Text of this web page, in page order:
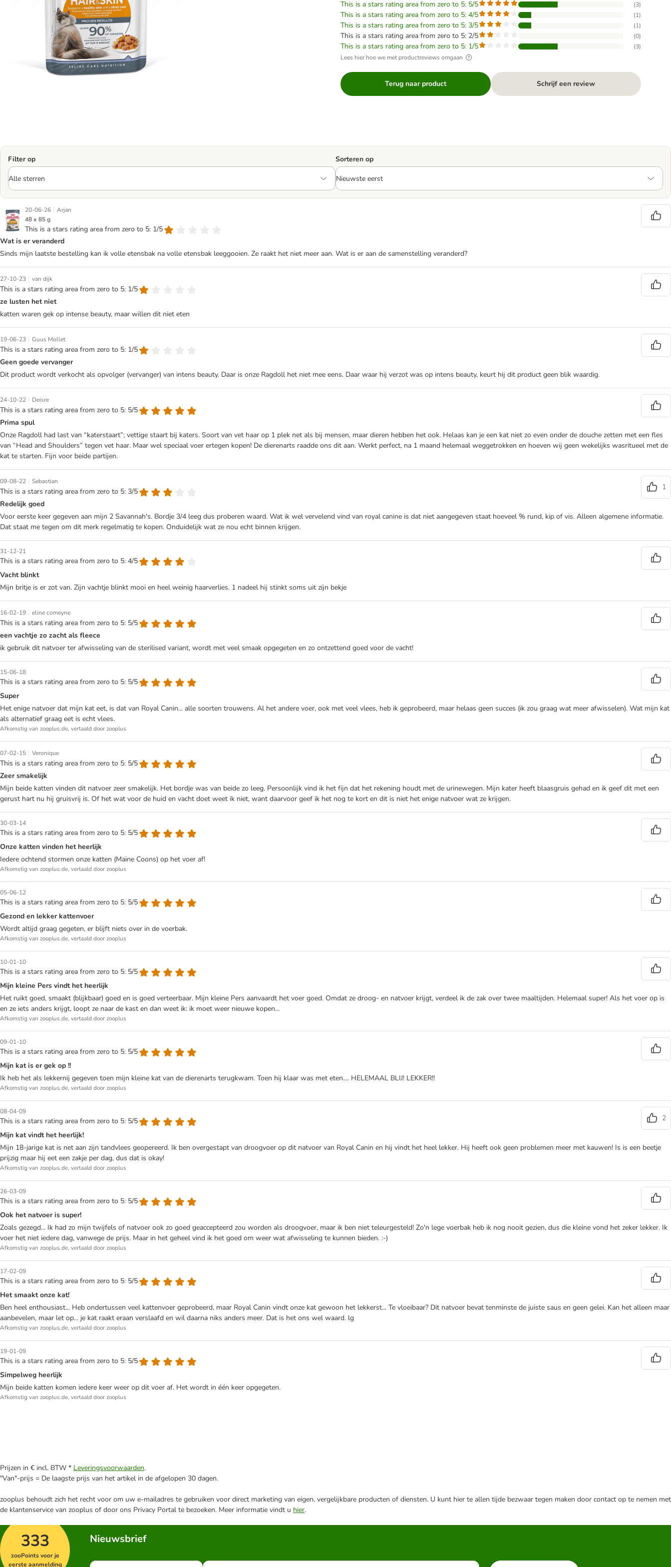
This is a stars rating area from zero to 5: 5/5 (3)
This is a stars rating area from zero to 5: 4/5 (1)
This is a stars rating area from zero to 5: 3/5 (1)
This is a stars rating area from zero to 5: 2/5 (0)
This is a stars rating area from zero to 5: 1/5 (3)
Lees hier hoe we met productreviews omgaan
Terug naar product Schrijf een review
Filter op Sorteren op
20-06-26 | Arjan
48 x 85 g
This is a stars rating area from zero to 5: 1/5
Wat is er veranderd
Sinds mijn laatste bestelling kan ik volle etensbak na volle etensbak leeggooien. Ze raakt het niet meer aan. Wat is er aan de samenstelling veranderd?
27-10-23 | van dijk
This is a stars rating area from zero to 5: 1/5
ze lusten het niet
katten waren gek op intense beauty, maar willen dit niet eten
19-06-23 | Guus Mollet
This is a stars rating area from zero to 5: 1/5
Geen goede vervanger
Dit product wordt verkocht als opvolger (vervanger) van intens beauty. Daar is onze Ragdoll het niet mee eens. Daar waar hij verzot was op intens beauty, keurt hij dit product geen blik waardig.
24-10-22 | Deisre
This is a stars rating area from zero to 5: 5/5
Prima spul
Onze Ragdoll had last van “katerstaart”; vettige staart bij katers. Soort van vet haar op 1 plek net als bij mensen, maar dieren hebben het ook. Helaas kan je een kat niet zo even onder de douche zetten met een fles
van “Head and Shoulders” tegen vet haar. Maar wel speciaal voer ertegen kopen! De dierenarts raadde ons dit aan. Werkt perfect, na 1 maand helemaal weggetrokken en hoeven wij geen wekelijks wasritueel met de
kat te starten. Fijn voor beide partijen.
09-08-22 | Sebastian
This is a stars rating area from zero to 5: 3/5
1
Redelijk goed
Voor eerste keer gegeven aan mijn 2 Savannah's. Bordje 3/4 leeg dus proberen waard. Wat ik wel vervelend vind van royal canine is dat niet aangegeven staat hoeveel % rund, kip of vis. Alleen algemene informatie.
Dat staat me tegen om dit merk regelmatig te kopen. Onduidelijk wat ze nou echt binnen krijgen.
31-12-21
This is a stars rating area from zero to 5: 4/5
Vacht blinkt
Mijn britje is er zot van. Zijn vachtje blinkt mooi en heel weinig haarverlies. 1 nadeel hij stinkt soms uit zijn bekje
16-02-19 | eline comeyne
This is a stars rating area from zero to 5: 5/5
een vachtje zo zacht als fleece
ik gebruik dit natvoer ter afwisseling van de sterilised variant, wordt met veel smaak opgegeten en zo ontzettend goed voor de vacht!
15-06-18
This is a stars rating area from zero to 5: 5/5
Super
Het enige natvoer dat mijn kat eet, is dat van Royal Canin... alle soorten trouwens. Al het andere voer, ook met veel vlees, heb ik geprobeerd, maar helaas geen succes (ik zou graag wat meer afwisselen). Wat mijn kat
als alternatief graag eet is echt vlees.
Afkomstig van zooplus.de, vertaald door zooplus
07-02-15 | Veronique
This is a stars rating area from zero to 5: 5/5
Zeer smakelijk
Mijn beide katten vinden dit natvoer zeer smakelijk. Het bordje was van beide zo leeg. Persoonlijk vind ik het fijn dat het rekening houdt met de urinewegen. Mijn kater heeft blaasgruis gehad en ik geef dit met een
gerust hart nu hij gruisvrij is. Of het wat voor de huid en vacht doet weet ik niet, want daarvoor geef ik het nog te kort en dit is niet het enige natvoer wat ze krijgen.
30-03-14
This is a stars rating area from zero to 5: 5/5
Onze katten vinden het heerlijk
Iedere ochtend stormen onze katten (Maine Coons) op het voer af!
Afkomstig van zooplus.de, vertaald door zooplus
05-06-12
This is a stars rating area from zero to 5: 5/5
Gezond en lekker kattenvoer
Wordt altijd graag gegeten, er blijft niets over in de voerbak.
Afkomstig van zooplus.de, vertaald door zooplus
10-01-10
This is a stars rating area from zero to 5: 5/5
Mijn kleine Pers vindt het heerlijk
Het ruikt goed, smaakt (blijkbaar) goed en is goed verteerbaar. Mijn kleine Pers aanvaardt het voer goed. Omdat ze droog- en natvoer krijgt, verdeel ik de zak over twee maaltijden. Helemaal super! Als het voer op is
en ze iets anders krijgt, loopt ze naar de kast en dan weet ik: ik moet weer nieuwe kopen...
Afkomstig van zooplus.de, vertaald door zooplus
09-01-10
This is a stars rating area from zero to 5: 5/5
Mijn kat is er gek op !!
Ik heb het als lekkernij gegeven toen mijn kleine kat van de dierenarts terugkwam. Toen hij klaar was met eten.... HELEMAAL BLIJ! LEKKER!!
Afkomstig van zooplus.de, vertaald door zooplus
08-04-09
This is a stars rating area from zero to 5: 5/5
2
Mijn kat vindt het heerlijk!
Mijn 18-jarige kat is net aan zijn tandvlees geopereerd. Ik ben overgestapt van droogvoer op dit natvoer van Royal Canin en hij vindt het heel lekker. Hij heeft ook geen problemen meer met kauwen! Is is een beetje
prijzig maar hij eet een zakje per dag, dus dat is okay!
Afkomstig van zooplus.de, vertaald door zooplus
26-03-09
This is a stars rating area from zero to 5: 5/5
Ook het natvoer is super!
Zoals gezegd... Ik had zo mijn twijfels of natvoer ook zo goed geaccepteerd zou worden als droogvoer, maar ik ben niet teleurgesteld! Zo'n lege voerbak heb ik nog nooit gezien, dus die kleine vond het zeker lekker. Ik
voer het niet iedere dag, vanwege de prijs. Maar in het geheel vind ik het goed om weer wat afwisseling te kunnen bieden. :-)
Afkomstig van zooplus.de, vertaald door zooplus
17-02-09
This is a stars rating area from zero to 5: 5/5
Het smaakt onze kat!
Ben heel enthousiast... Heb ondertussen veel kattenvoer geprobeerd, maar Royal Canin vindt onze kat gewoon het lekkerst... Te vloeibaar? Dit natvoer bevat tenminste de juiste saus en geen gelei. Kan het alleen maar
aanbevelen, maar let op... je kat raakt eraan verslaafd en wil daarna niks anders meer. Dat is het ons wel waard. lg
Afkomstig van zooplus.de, vertaald door zooplus
19-01-09
This is a stars rating area from zero to 5: 5/5
Simpelweg heerlijk
Mijn beide katten komen iedere keer weer op dit voer af. Het wordt in één keer opgegeten.
Afkomstig van zooplus.de, vertaald door zooplus
Prijzen in € incl. BTW * Leveringsvoorwaarden.
"Van"-prijs = De laagste prijs van het artikel in de afgelopen 30 dagen.
zooplus behoudt zich het recht voor om uw e-mailadres te gebruiken voor direct marketing van eigen, vergelijkbare producten of diensten. U kunt hier te allen tijde bezwaar tegen maken door contact op te nemen met
de klantenservice van zooplus of door ons Privacy Portal te bezoeken. Meer informatie vindt u hier.
333
zooPoints voor je
eerste aanmelding
Nieuwsbrief